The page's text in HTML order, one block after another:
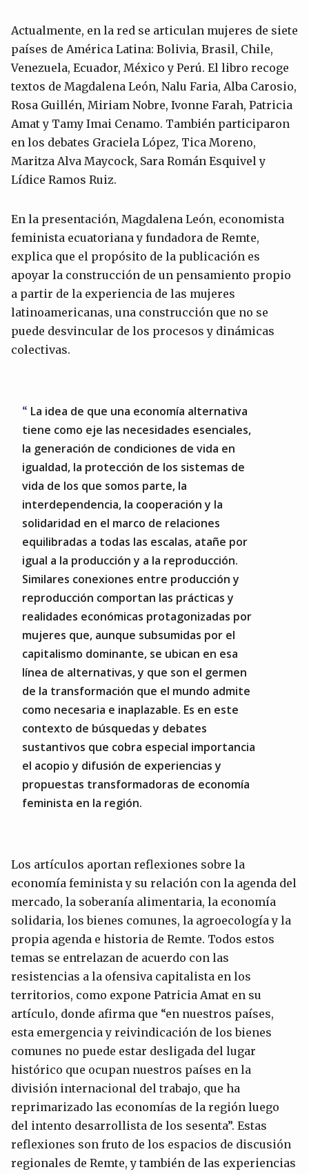
Actualmente, en la red se articulan mujeres de siete
países de América Latina: Bolivia, Brasil, Chile,
Venezuela, Ecuador, México y Perú. El libro recoge
textos de Magdalena León, Nalu Faria, Alba Carosio,
Rosa Guillén, Miriam Nobre, Ivonne Farah, Patricia
Amat y Tamy Imai Cenamo. También participaron
en los debates Graciela López, Tica Moreno,
Maritza Alva Maycock, Sara Román Esquivel y
Lídice Ramos Ruiz.
En la presentación, Magdalena León, economista
feminista ecuatoriana y fundadora de Remte,
explica que el propósito de la publicación es
apoyar la construcción de un pensamiento propio
a partir de la experiencia de las mujeres
latinoamericanas, una construcción que no se
puede desvincular de los procesos y dinámicas
colectivas.
La idea de que una economía alternativa
tiene como eje las necesidades esenciales,
la generación de condiciones de vida en
igualdad, la protección de los sistemas de
vida de los que somos parte, la
interdependencia, la cooperación y la
solidaridad en el marco de relaciones
equilibradas a todas las escalas, atañe por
igual a la producción y a la reproducción.
Similares conexiones entre producción y
reproducción comportan las prácticas y
realidades económicas protagonizadas por
mujeres que, aunque subsumidas por el
capitalismo dominante, se ubican en esa
línea de alternativas, y que son el germen
de la transformación que el mundo admite
como necesaria e inaplazable. Es en este
contexto de búsquedas y debates
sustantivos que cobra especial importancia
el acopio y difusión de experiencias y
propuestas transformadoras de economía
feminista en la región.
Los artículos aportan reflexiones sobre la
economía feminista y su relación con la agenda del
mercado, la soberanía alimentaria, la economía
solidaria, los bienes comunes, la agroecología y la
propia agenda e historia de Remte. Todos estos
temas se entrelazan de acuerdo con las
resistencias a la ofensiva capitalista en los
territorios, como expone Patricia Amat en su
artículo, donde afirma que “en nuestros países,
esta emergencia y reivindicación de los bienes
comunes no puede estar desligada del lugar
histórico que ocupan nuestros países en la
división internacional del trabajo, que ha
reprimarizado las economías de la región luego
del intento desarrollista de los sesenta”. Estas
reflexiones son fruto de los espacios de discusión
regionales de Remte, y también de las experiencias